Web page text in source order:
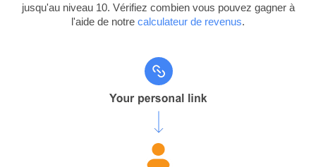
jusqu'au niveau 10. Vérifiez combien vous pouvez gagner à
l'aide de notre calculateur de revenus.